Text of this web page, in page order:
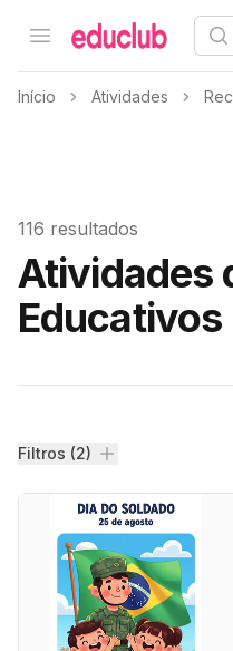
Open menu
Educlub
Início Atividades
116 resultados
Atividades
Educativos
Filtros
Filtros (2)